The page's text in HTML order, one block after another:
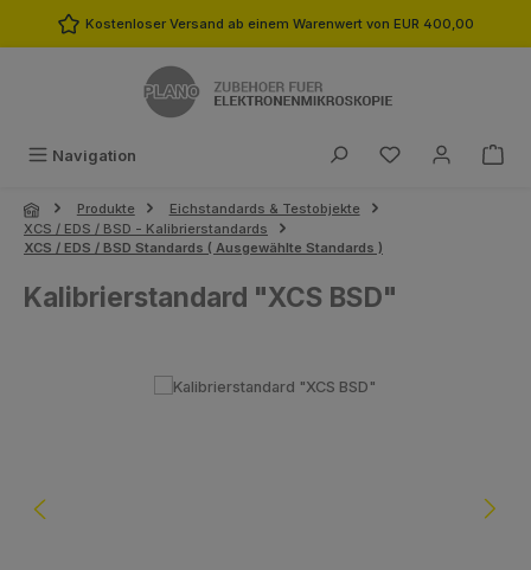
Zum Hauptinhalt springen
Kostenloser Versand ab einem Warenwert von EUR 400,00
Navigation Du hast 0
Produkte
Eichstandards & Testobjekte
XCS / EDS / BSD - Kalibrierstandards
XCS / EDS / BSD Standards ( Ausgewählte Standards )
Kalibrierstandard "XCS BSD"
Bildergalerie überspringen